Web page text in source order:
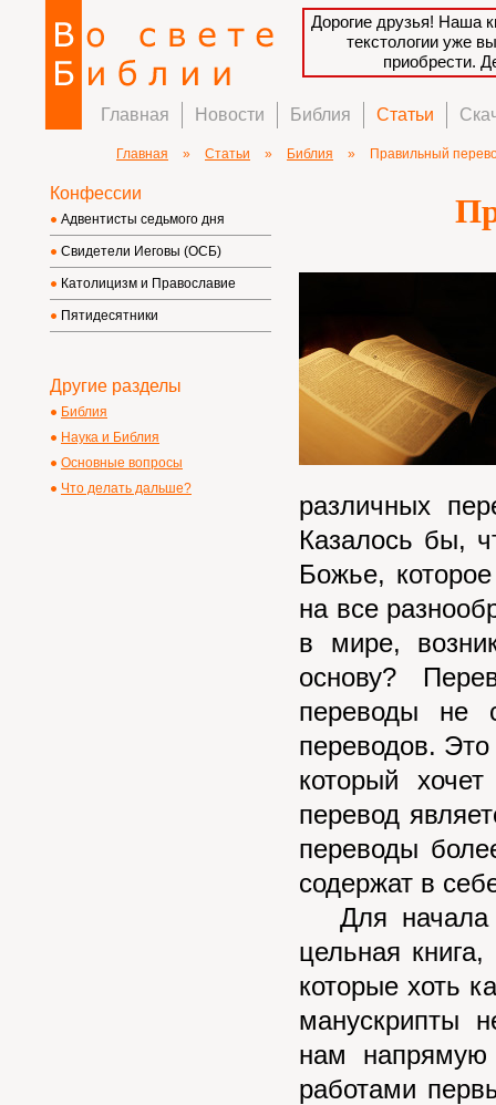
Дорогие друзья! Наша
текстологии уже
приобрести.
Главная Новости Библия Статьи
Главная » Статьи » Библия » Правильный
различных
Казалось бы,
Божье,
на все
в мире,
основу?
переводы не
переводов.
который
перевод
переводы
содержат в
Для начала
цельная
которые хоть
манускрипты
нам напрямую
работами
Конфессии
Адвентисты седьмого дня
Свидетели Иеговы (ОСБ)
Католицизм и Православие
Пятидесятники
Другие разделы
Библия
Наука и Библия
Основные вопросы
Что делать дальше?